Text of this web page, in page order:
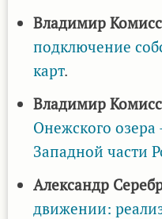
Владимир
подключение
карт.
Владимир
Онежского
Западной части
Александр
движении: